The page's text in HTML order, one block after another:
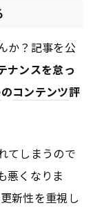
か？記事を公
ナンスを怠っ
のコンテンツ評
てしまうので
悪くなりま
新性を重視し